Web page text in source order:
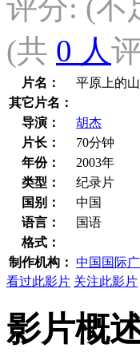
评分: (不
(共 0 人
片名：
平原上的
其它片名：
导演：
胡杰
片长：
70分钟
年份：
2003年
类型：
纪录片
国别：
中国
语言：
国语
格式：
制作机构： 中国国际
看过此影片 关注此影片
影片概